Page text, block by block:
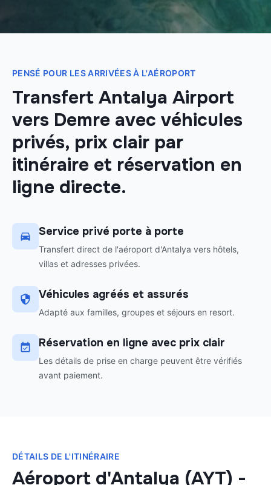
PENSÉ POUR LES ARRIVÉES À L'AÉROPORT
Transfert Antalya Airport
vers Demre avec véhicules
privés, prix clair par
itinéraire et réservation en
ligne directe.
Service privé porte à porte
Transfert direct de l'aéroport d'Antalya vers hôtels,
villas et adresses privées.
Véhicules agréés et assurés
Adapté aux familles, groupes et séjours en resort.
Réservation en ligne avec prix clair
Les détails de prise en charge peuvent être vérifiés
avant paiement.
DÉTAILS DE L'ITINÉRAIRE
Aéroport d'Antalya (AYT) -